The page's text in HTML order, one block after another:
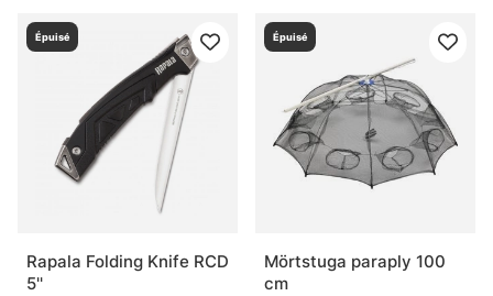
Épuisé
Rapala Folding Knife RCD
5''
Épuisé
Mörtstuga paraply 100
cm